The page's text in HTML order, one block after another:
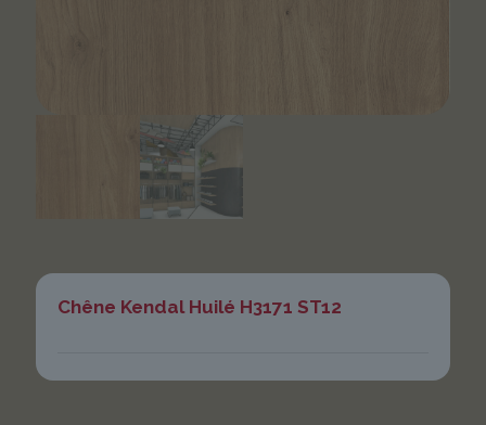
Chêne Kendal Huilé H3171 ST12